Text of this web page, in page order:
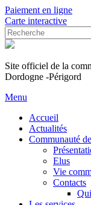
Paiement en ligne
Carte interactive
Site officiel de la
Dordogne -Périgord
Menu
Accueil
Actualités
Communauté
Elus
Vie
Contacts